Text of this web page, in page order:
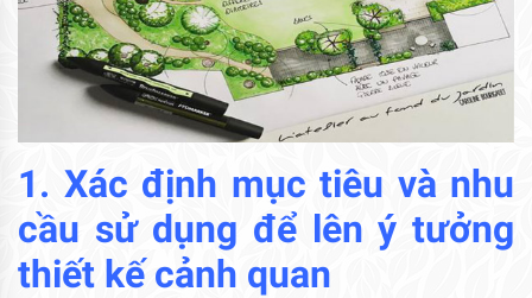
1. Xác định mục tiêu và nhu
cầu sử dụng để lên ý tưởng
thiết kế cảnh quan